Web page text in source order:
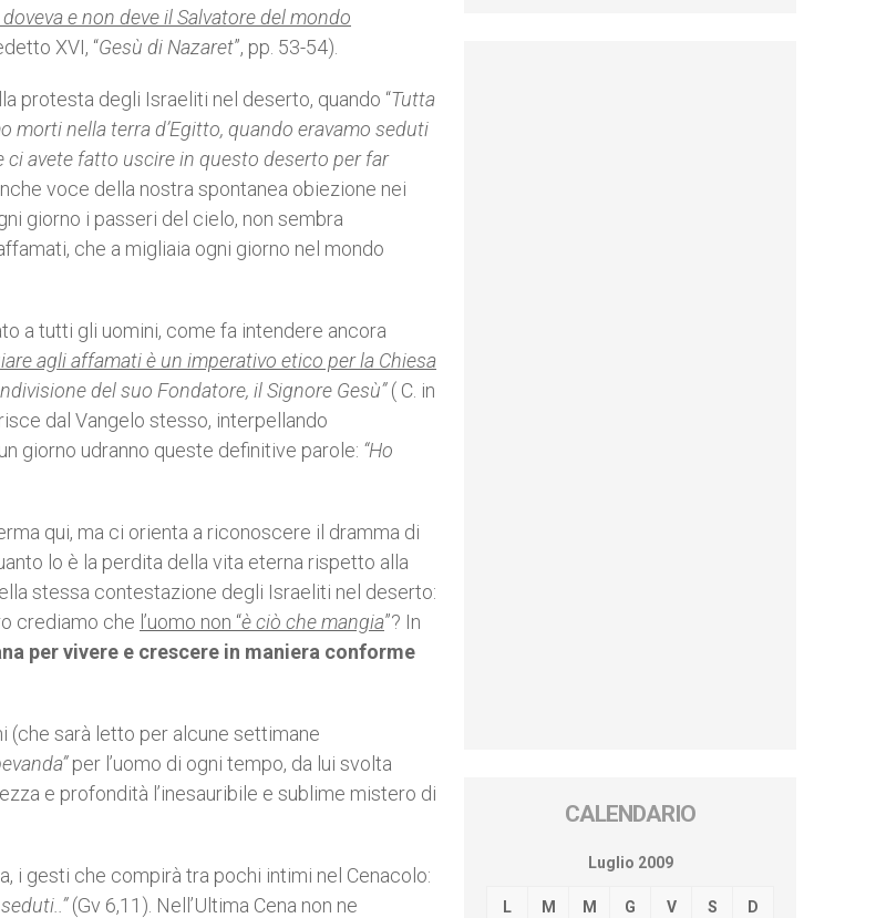
e non deve il Salvatore del mondo
XVI, “Gesù di Nazaret”, pp. 53-54).
protesta degli Israeliti nel deserto, quando “Tutta
morti nella terra d’Egitto, quando eravamo seduti
ci avete fatto uscire in questo deserto per far
voce della nostra spontanea obiezione nei
giorno i passeri del cielo, non sembra
che a migliaia ogni giorno nel mondo
a tutti gli uomini, come fa intendere ancora
agli affamati è un imperativo etico per la Chiesa
del suo Fondatore, il Signore Gesù”( C. in
dal Vangelo stesso, interpellando
giorno udranno queste definitive parole: “Ho
qui, ma ci orienta a riconoscere il dramma di
lo è la perdita della vita eterna rispetto alla
stessa contestazione degli Israeliti nel deserto:
crediamo che l’uomo non “è ciò che mangia”? In
per vivere e crescere in maniera conforme
(che sarà letto per alcune settimane
per l’uomo di ogni tempo, da lui svolta
e profondità l’inesauribile e sublime mistero di
i gesti che compirà tra pochi intimi nel Cenacolo:
(Gv 6,11). Nell’Ultima Cena non ne
CALENDARIO
Luglio 2009
L M M G V S D